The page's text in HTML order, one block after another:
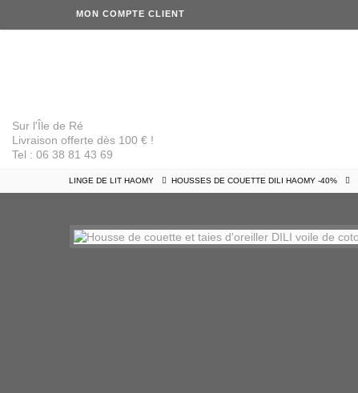
MON COMPTE CLIENT
Sur l'Île de Ré
Livraison offerte dès 100 € !
Tel : 06 38 81 43 69
LINGE DE LIT HAOMY HOUSSES DE COUETTE DILI HAOMY -40%